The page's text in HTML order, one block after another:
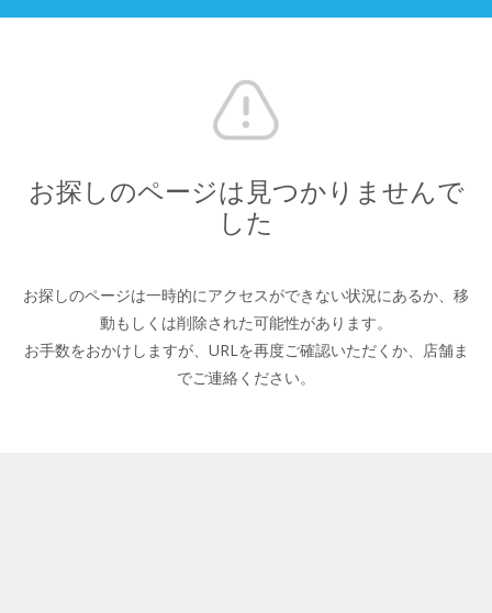
お探しのページは見つかりませんで
した
お探しのページは一時的にアクセスができない状況にあるか、 移
動もしくは削除された可能性があります。
お手数をおかけしますが、URLを再度ご確認いただくか、 店舗ま
でご連絡ください。